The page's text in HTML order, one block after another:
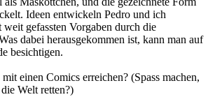
Ideen entwickeln Pedro und ich
weit gefassten Vorgaben durch die
dabei herausgekommen ist, kann man auf
besichtigen.
einen Comics erreichen? (Spass machen,
Welt retten?)